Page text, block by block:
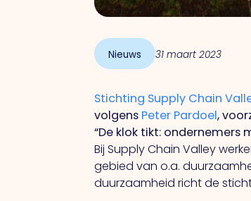
Nieuws 31 maart 2023
Stichting Supply Chain
volgens Peter Pardoel,
“De klok tikt: ondernemers
Bij Supply Chain Valley
gebied van o.a.
duurzaamheid richt de